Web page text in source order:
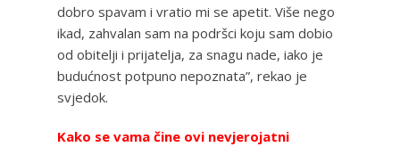
dobro spavam i vratio mi se apetit. Više nego
ikad, zahvalan sam na podršci koju sam dobio
od obitelji i prijatelja, za snagu nade, iako je
budućnost potpuno nepoznata”, rekao je
svjedok.
Kako se vama čine ovi nevjerojatni